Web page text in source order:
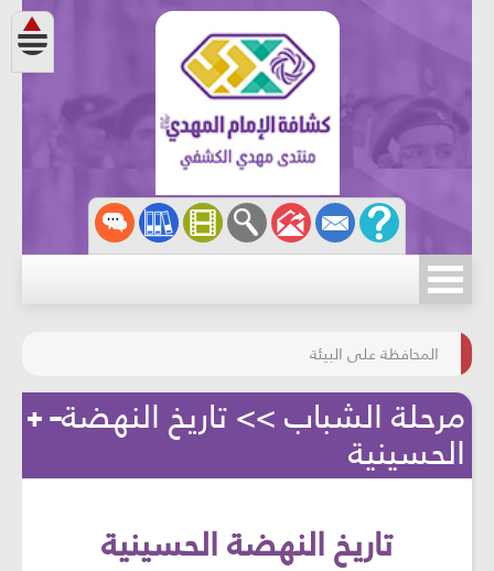
مسابقة الركب الحسينيّ
المحافظة على البيئة
مرحلة الشباب >> تاريخ النهضة
الحسينية
تاريخ النهضة الحسينية